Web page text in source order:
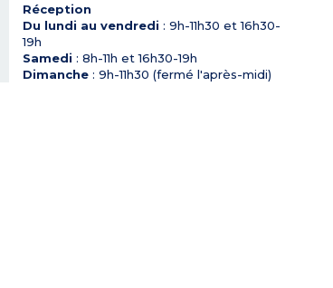
Réception
Du lundi au vendredi : 9h-11h30 et 16h30-
19h
Samedi : 8h-11h et 16h30-19h
Dimanche: 9h-11h30 (fermé l'après-midi)